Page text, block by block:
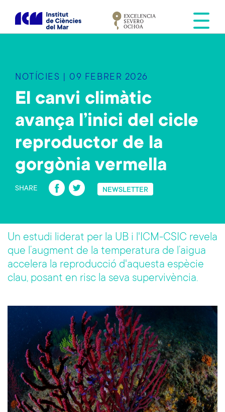
s
NOTÍCIES | 09 FEBRER 2026
El canvi climàtic
avança l’inici del cicle
reproductor de la
gorgònia vermella
SHARE
Fa
ce
o
ok
er
NEWSLETTER
Un estudi liderat per la UB i l'ICM-CSIC revela
que l’augment de la temperatura de l’aigua
accelera la reproducció d'aquesta espècie
clau, posant en risc la seva supervivència.